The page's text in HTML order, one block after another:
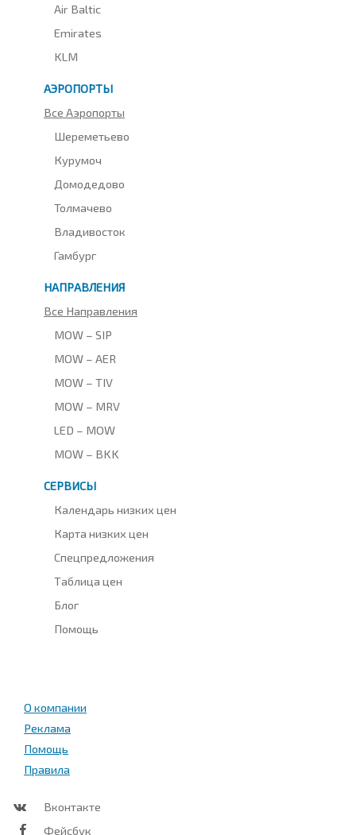
Air Baltic
Emirates
KLM
АЭРОПОРТЫ
Все Аэропорты
Шереметьево
Курумоч
Домодедово
Толмачево
Владивосток
Гамбург
НАПРАВЛЕНИЯ
Все Направления
MOW – SIP
MOW – AER
MOW – TIV
MOW – MRV
LED – MOW
MOW – BKK
СЕРВИСЫ
Календарь низких цен
Карта низких цен
Спецпредложения
Таблица цен
Блог
Помощь
О компании
Реклама
Помощь
Правила
Вконтакте
Фейсбук